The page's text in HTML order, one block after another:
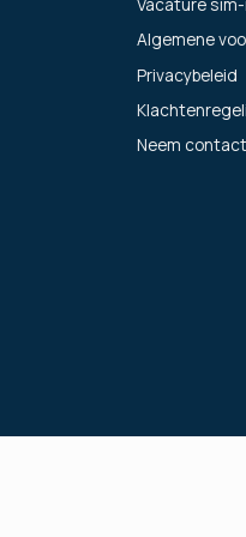
Algemene
Privacybeleid
Neem